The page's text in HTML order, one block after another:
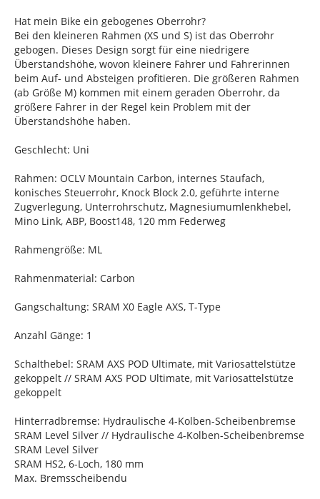
Hat mein Bike ein gebogenes Oberrohr?
Bei den kleineren Rahmen (XS und S) ist das Oberrohr
gebogen. Dieses Design sorgt für eine niedrigere
Überstandshöhe, wovon kleinere Fahrer und Fahrerinnen
beim Auf- und Absteigen profitieren. Die größeren Rahmen
(ab Größe M) kommen mit einem geraden Oberrohr, da
größere Fahrer in der Regel kein Problem mit der
Überstandshöhe haben.
Geschlecht: Uni
Rahmen: OCLV Mountain Carbon, internes Staufach,
konisches Steuerrohr, Knock Block 2.0, geführte interne
Zugverlegung, Unterrohrschutz, Magnesiumumlenkhebel,
Mino Link, ABP, Boost148, 120 mm Federweg
Rahmengröße: ML
Rahmenmaterial: Carbon
Gangschaltung: SRAM X0 Eagle AXS, T-Type
Anzahl Gänge: 1
Schalthebel: SRAM AXS POD Ultimate, mit Variosattelstütze
gekoppelt // SRAM AXS POD Ultimate, mit Variosattelstütze
gekoppelt
Hinterradbremse: Hydraulische 4-Kolben-Scheibenbremse
SRAM Level Silver // Hydraulische 4-Kolben-Scheibenbremse
SRAM Level Silver
SRAM HS2, 6-Loch, 180 mm
Max. Bremsscheibendu